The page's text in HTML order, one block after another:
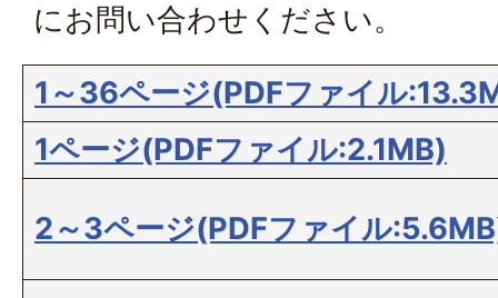
にお問い合わせください。
1～36ページ(PDFファイル
1ページ(PDFファイル:2.1MB)
2～3ページ(PDFファイル